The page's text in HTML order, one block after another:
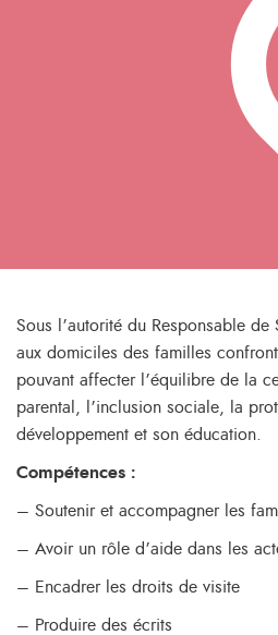
Sous l’autorité du Responsable de
aux domiciles des familles
pouvant affecter l’équilibre de la
parental, l’inclusion sociale, la
développement et son éducation.
Compétences :
– Soutenir et accompagner les
– Avoir un rôle d’aide dans les
– Encadrer les droits de visite
– Produire des écrits